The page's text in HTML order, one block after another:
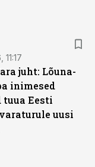
juht: Lõuna-
inimesed
Eesti
uusi